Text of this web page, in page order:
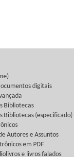
digitais
Bibliotecas
Bibliotecas (especificado)
Autores e Assuntos
em PDF
e livros falados